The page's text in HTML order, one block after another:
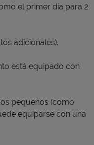
el primer día para 2
adicionales).
está equipado con
pequeños (como
equiparse con una